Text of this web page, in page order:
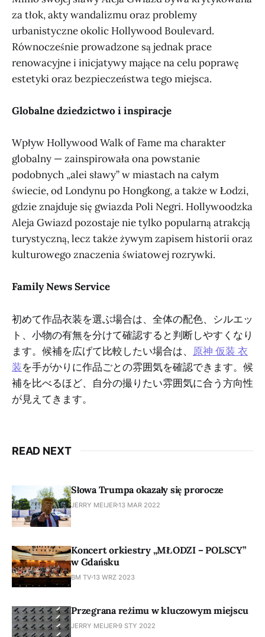
za tłok, akty wandalizmu oraz problemy
urbanistyczne okolic Hollywood Boulevard.
Równocześnie prowadzone są jednak prace
renowacyjne i inicjatywy mające na celu poprawę
estetyki oraz bezpieczeństwa tego miejsca.
Globalne dziedzictwo i inspiracje
Wpływ Hollywood Walk of Fame ma charakter
globalny — zainspirowała ona powstanie
podobnych „alei sławy” w miastach na całym
świecie, od Londynu po Hongkong, a także w Łodzi,
gdzie znajduje się gwiazda Poli Negri. Hollywoodzka
Aleja Gwiazd pozostaje nie tylko popularną atrakcją
turystyczną, lecz także żywym zapisem historii oraz
kulturowego znaczenia światowej rozrywki.
Family News Service
初めて作品衣装を選ぶ場合は、全体の配色、シルエッ
ト、小物の有無を分けて確認すると判断しやすくなり
ます。候補を広げて比較したい場合は、 原神 仮装 衣
装を手がかりに作品ごとの雰囲気を確認できます。候
補を比べるほど、自分の撮りたい雰囲気に合う方向性
が見えてきます。
READ NEXT
Słowa Trumpa okazały się prorocze
JERRY MEIJER13 MAR 2022
Koncert orkiestry „MŁODZI – POLSCY”
w Gdańsku
BM TV13 WRZ 2023
Przegrana reżimu w kluczowym miejscu
JERRY MEIJER9 STY 2022